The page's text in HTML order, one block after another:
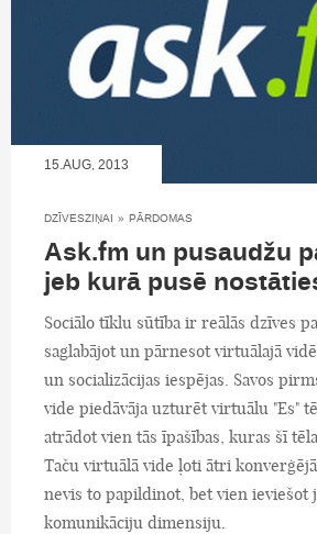
15.AUG, 2013
DZĪVESZIŅAI » PĀRDOMAS
Ask.fm un pusaudžu
jeb kurā pusē
Sociālo tīklu sūtība ir reālās dzīves
saglabājot un pārnesot virtuālajā
un socializācijas iespējas. Savos
vide piedāvāja uzturēt virtuālu "Es"
atrādot vien tās īpašības, kuras šī
Taču virtuālā vide ļoti ātri
nevis to papildinot, bet vien ieviešot
komunikāciju dimensiju.